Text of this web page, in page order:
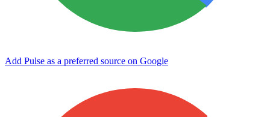
Add Pulse as a preferred source on Google